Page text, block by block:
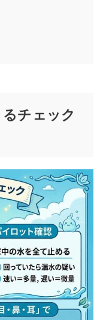
チェック